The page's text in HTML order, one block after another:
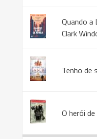
Quando a
Clark
Tenho de
O herói